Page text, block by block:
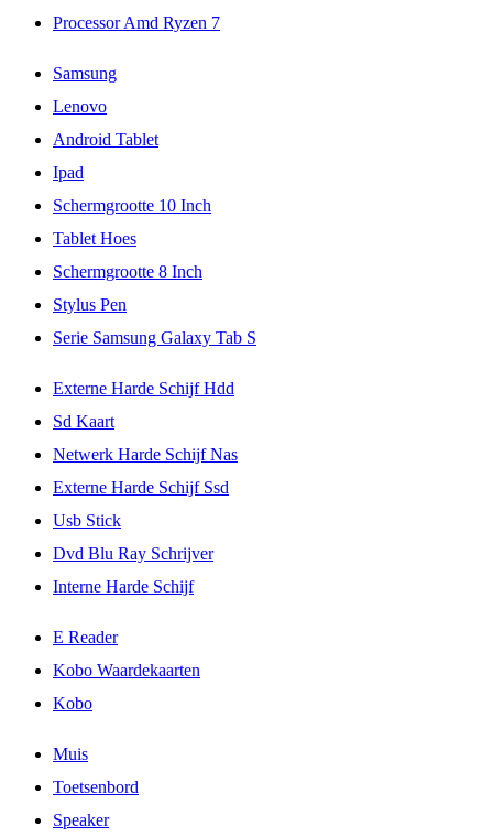
Processor Amd Ryzen 7
Samsung
Lenovo
Android Tablet
Ipad
Schermgrootte 10 Inch
Tablet Hoes
Schermgrootte 8 Inch
Stylus Pen
Serie Samsung Galaxy Tab S
Externe Harde Schijf Hdd
Sd Kaart
Netwerk Harde Schijf Nas
Externe Harde Schijf Ssd
Usb Stick
Dvd Blu Ray Schrijver
Interne Harde Schijf
E Reader
Kobo Waardekaarten
Kobo
Muis
Toetsenbord
Speaker